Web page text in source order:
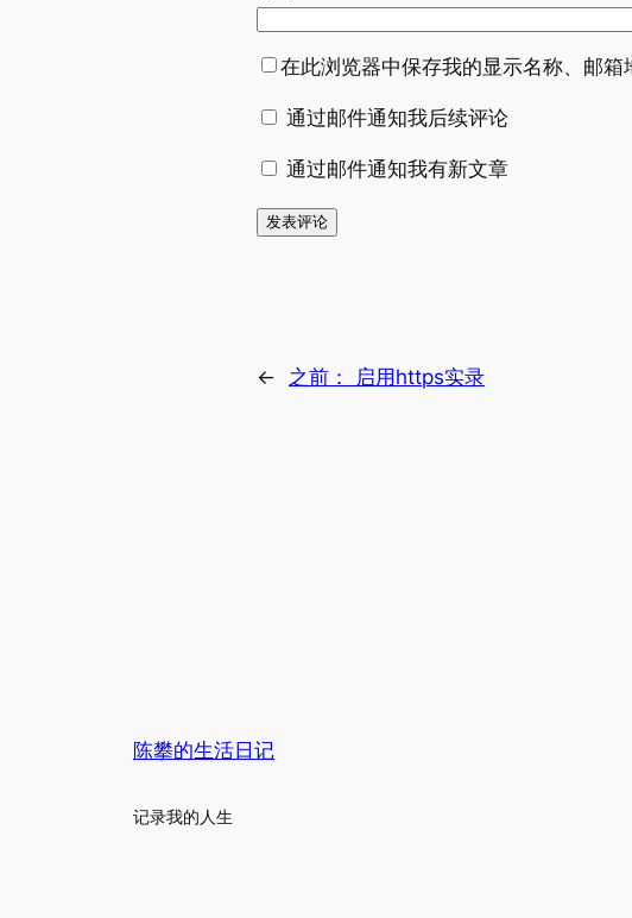
在此浏览器中保存我的显示名称、邮箱
通过邮件通知我后续评论
通过邮件通知我有新文章
← 之前： 启用https实录
陈攀的生活日记
记录我的人生